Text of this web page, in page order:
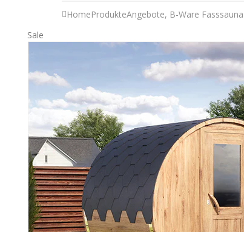
HomeProdukteAngebote, B-Ware Fasssauna
Sale